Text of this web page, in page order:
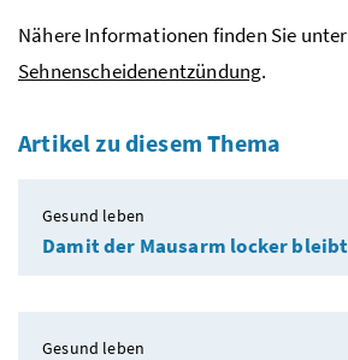
Nähere Informationen finden Sie unter
Sehnenscheidenentzündung.
Artikel zu diesem Thema
Gesund leben
Damit der Mausarm locker bleibt
Gesund leben